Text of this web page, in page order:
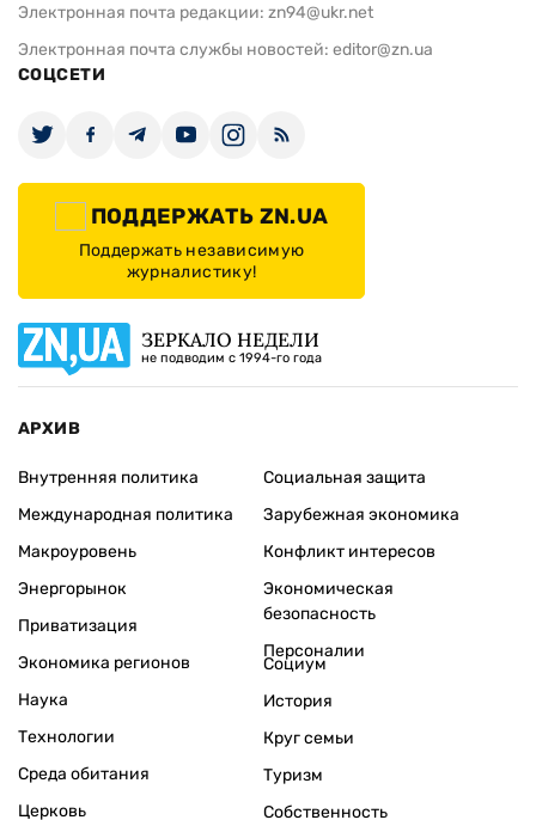
Электронная почта редакции: zn94@ukr.net
Электронная почта службы новостей: editor@zn.ua
СОЦСЕТИ
ПОДДЕРЖАТЬ ZN.UA
Поддержать независимую
журналистику!
ЗЕРКАЛО НЕДЕЛИ
не подводим с 1994-го года
АРХИВ
Внутренняя политика
Международная политика
Макроуровень
Энергорынок
Приватизация
Экономика регионов
Социальная защита
Зарубежная экономика
Конфликт интересов
Экономическая
безопасность
Персоналии
Наука
Технологии
Среда обитания
Церковь
Социум
История
Круг семьи
Туризм
Собственность